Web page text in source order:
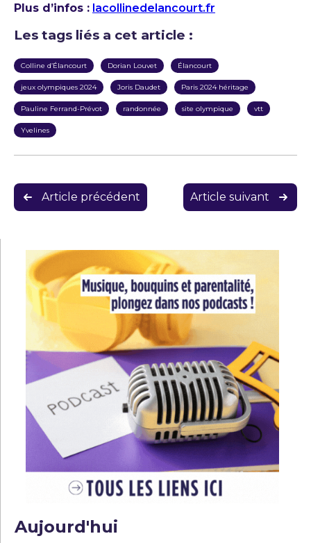
Plus d’infos : lacollinedelancourt.fr
Les tags liés a cet article :
Colline d’Élancourt Dorian Louvet Élancourt
jeux olympiques 2024 Joris Daudet Paris 2024 héritage
Pauline Ferrand-Prévot randonnée site olympique vtt
Yvelines
Navigation
de
Article précédent Article suivant
Aujourd'hui